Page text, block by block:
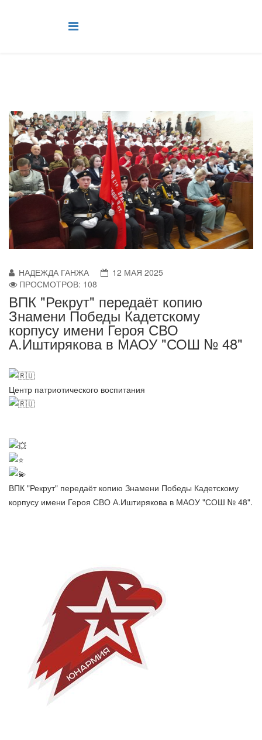
НАДЕЖДА ГАНЖА
12 МАЯ 2025
ПРОСМОТРОВ: 108
ВПК "Рекрут" передаёт копию
Знамени Победы Кадетскому
корпусу имени Героя СВО
А.Иштирякова в МАОУ "СОШ № 48"
Центр патриотического воспитания
ВПК "Рекрут" передаёт копию Знамени Победы Кадетскому
корпусу имени Героя СВО А.Иштирякова в МАОУ "СОШ № 48".